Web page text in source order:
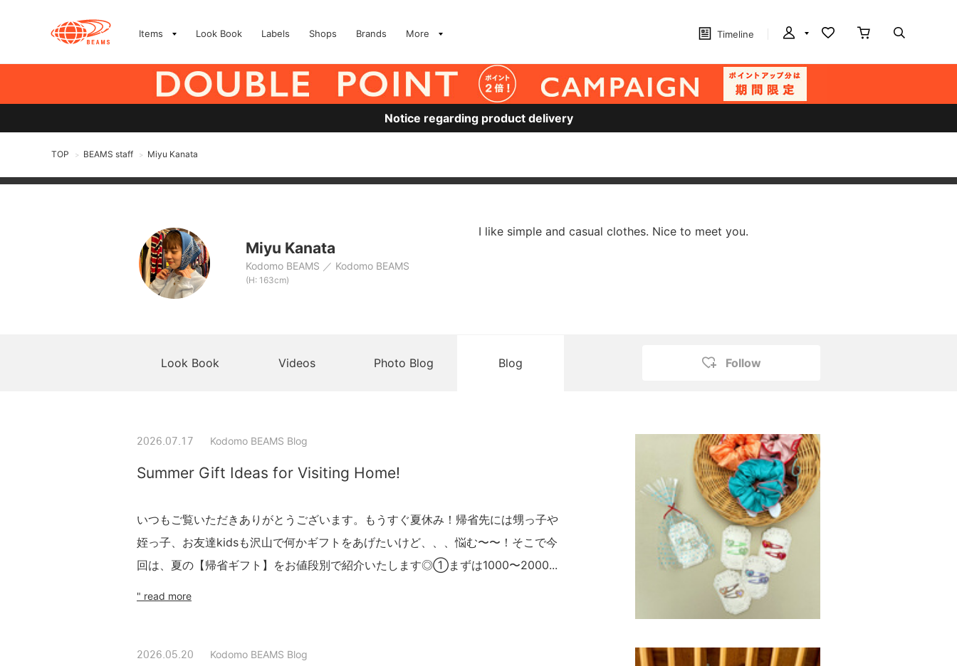
Items Look Book Labels Shops Brands More Timeline
Notice regarding product delivery
TOP > BEAMS staff > Miyu Kanata
Miyu Kanata
Kodomo BEAMS Kodomo BEAMS
(H: 163cm)
I like simple and casual clothes. Nice to meet you.
Look Book Videos Photo Blog Blog Follow
2026.07.17 Kodomo BEAMS Blog
Summer Gift Ideas for Visiting Home!
いつもご覧いただきありがとうございます。もうすぐ夏休み！帰省先には甥っ子や
姪っ子、お友達kidsも沢山で何かギフトをあげたいけど、、、悩む〜〜！そこで今
回は、夏の【帰省ギフト】をお値段別で紹介いたします◎①まずは1000〜2000...
" read more
2026.05.20 Kodomo BEAMS Blog